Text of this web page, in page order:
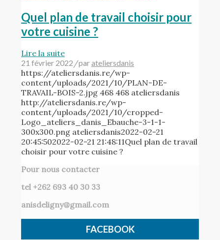
Quel plan de travail choisir pour
votre cuisine ?
Lire la suite
21 février 2022 /parateliersdanis
https://ateliersdanis.re/wp-
content/uploads/2021/10/PLAN-DE-
TRAVAIL-BOIS-2.jpg 468 468 ateliersdanis
http://ateliersdanis.re/wp-
content/uploads/2021/10/cropped-
Logo_ateliers_danis_Ebauche-3-1-1-
300x300.png ateliersdanis2022-02-21
20:45:502022-02-21 21:48:11Quel plan de travail
choisir pour votre cuisine ?
Pour nous contacter
tel +262 693 40 30 33
anisdeligny@gmail.com
FACEBOOK